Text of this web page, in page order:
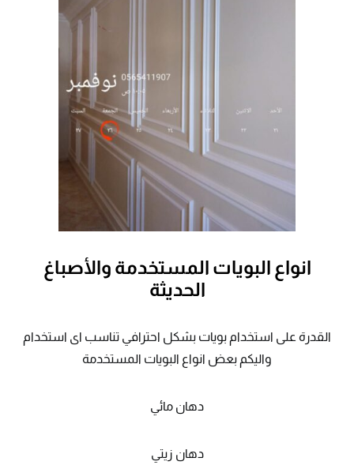
انواع البويات المستخدمة والأصباغ
الحديثة
القدرة على استخدام بويات بشكل احترافي تناسب اى استخدام
واليكم بعض انواع البويات المستخدمة
دهان مائي
دهان زيتي